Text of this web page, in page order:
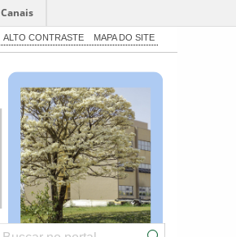
Canais
ALTO CONTRASTE MAPA DO SITE